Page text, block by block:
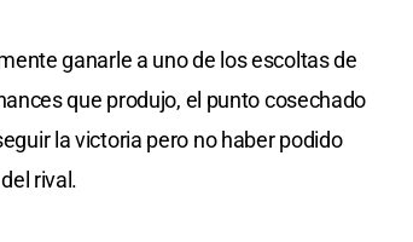
ganarle a uno de los escoltas de
que produjo, el punto cosechado
la victoria pero no haber podido
rival.